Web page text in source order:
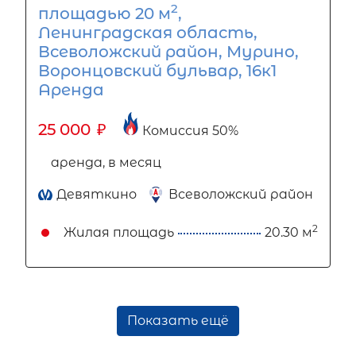
площадью 20 м2,
Ленинградская область,
Всеволожский район, Мурино,
Воронцовский бульвар, 16к1
Аренда
25 000 ₽ Комиссия 50%
аренда, в месяц
Девяткино Всеволожский район
Жилая площадь 20.30 м2
Показать ещё